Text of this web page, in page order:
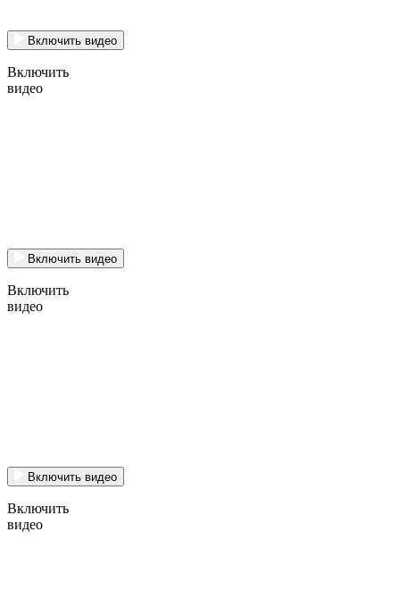
Включить видео
Включить
видео
Включить видео
Включить
видео
Включить видео
Включить
видео